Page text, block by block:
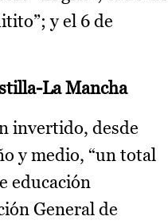
y el 6 de
La Mancha
invertido, desde
y medio, “un total
educación
General de